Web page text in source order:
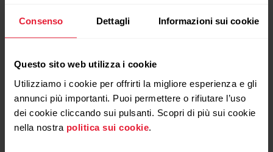
Consenso Dettagli Informazioni sui cookie
Questo sito web utilizza i cookie
Utilizziamo i cookie per offrirti la migliore esperienza e gli
annunci più importanti. Puoi permettere o rifiutare l’uso
dei cookie cliccando sui pulsanti. Scopri di più sui cookie
nella nostra politica sui cookie
accedere con l’account Flow.
finché non si accende il LED e rilasciare. L’OH1 si accende.
L’app Flow richiede automaticamente di associare l’OH1 se
rientra nel raggio del Bluetooth.
9. Se possibile, provare ad effettuare la sincronizzazione
con il computer tramite FlowSync